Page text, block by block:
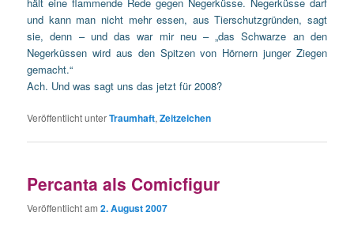
und kann man nicht mehr essen, aus Tierschutzgründen, sagt
sie, denn – und das war mir neu – „das Schwarze an den
Negerküssen wird aus den Spitzen von Hörnern junger Ziegen
gemacht.“
Ach. Und was sagt uns das jetzt für 2008?
Veröffentlicht unterTraumhaft,Zeitzeichen
Percanta als Comicfigur
Veröffentlicht am2. August 2007